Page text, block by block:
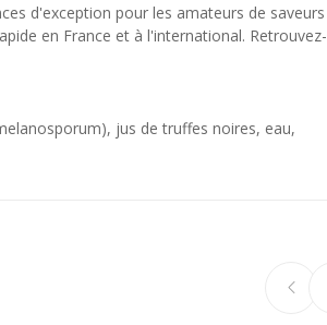
d'exception pour les amateurs de saveurs
en France et à l'international. Retrouvez-
jus de truffes noires, eau,